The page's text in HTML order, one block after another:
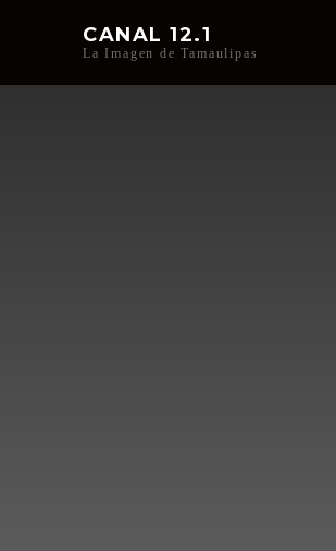
CANAL 12.1
La Imagen de Tamaulipas